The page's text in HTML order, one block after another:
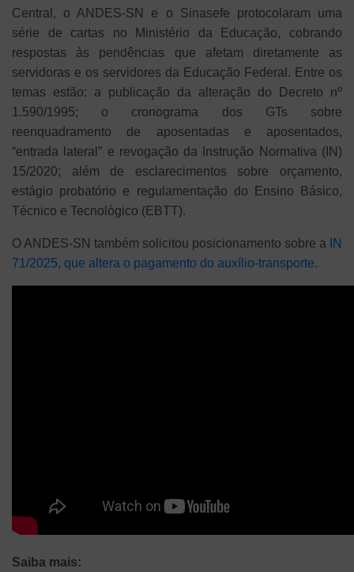
Central, o ANDES-SN e o Sinasefe protocolaram uma
série de cartas no Ministério da Educação, cobrando
respostas às pendências que afetam diretamente as
servidoras e os servidores da Educação Federal. Entre os
temas estão: a publicação da alteração do Decreto nº
1.590/1995; o cronograma dos GTs sobre
reenquadramento de aposentadas e aposentados,
“entrada lateral” e revogação da Instrução Normativa (IN)
15/2020; além de esclarecimentos sobre orçamento,
estágio probatório e regulamentação do Ensino Básico,
Técnico e Tecnológico (EBTT).
O ANDES-SN também solicitou posicionamento sobre a IN
71/2025, que altera o pagamento do auxílio-transporte.
Saiba mais: